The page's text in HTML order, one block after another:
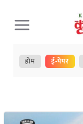
Skip
to
content
होम ई-पेपर